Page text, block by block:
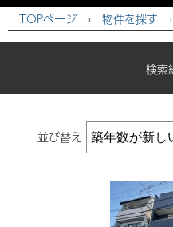
TOPページ › 物件を探す ›
検索
並び替え